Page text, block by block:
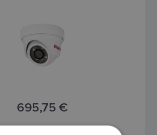
695,75 €
El precio incluye el IVA